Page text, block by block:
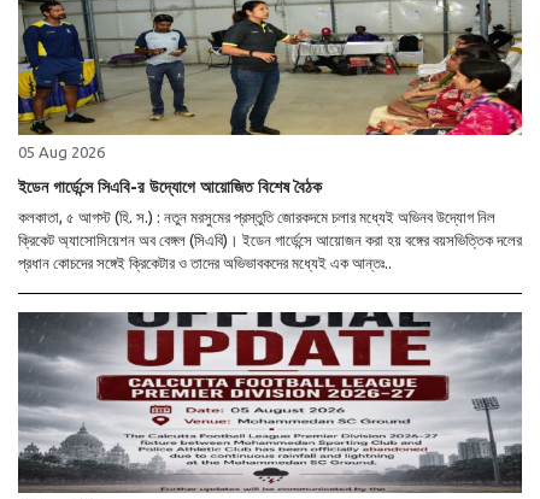
05 Aug 2026
ইডেন গার্ডেন্সে সিএবি-র উদ্যোগে আয়োজিত বিশেষ বৈঠক
কলকাতা, ৫ আগস্ট (হি. স.) : নতুন মরসুমের প্রস্তুতি জোরকদমে চলার মধ্যেই অভিনব উদ্যোগ নিল
ক্রিকেট অ্যাসোসিয়েশন অব বেঙ্গল (সিএবি)। ইডেন গার্ডেন্সে আয়োজন করা হয় বঙ্গের বয়সভিত্তিক দলের
প্রধান কোচদের সঙ্গেই ক্রিকেটার ও তাদের অভিভাবকদের মধ্যেই এক আন্তঃ..